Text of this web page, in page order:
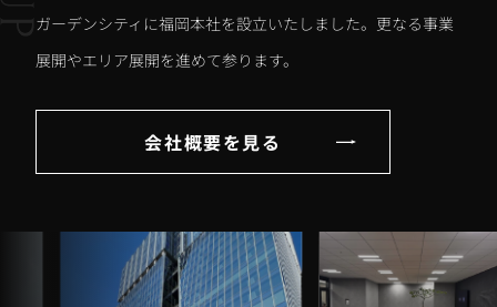
ガーデンシティに福岡本社を設立いたしました。更なる事業
展開やエリア展開を進めて参ります。
会社概要を見る